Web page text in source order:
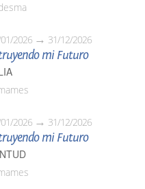
2026 31/12/2026
mi Futuro
2026 31/12/2026
mi Futuro